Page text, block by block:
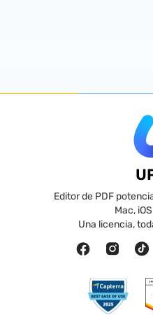
Editor de PDF
Mac,
Una licencia,